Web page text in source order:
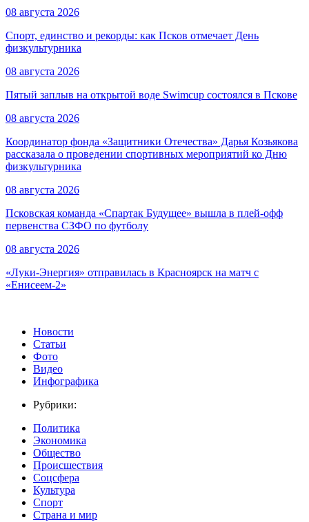
08 августа 2026
Спорт, единство и рекорды: как Псков отмечает День
физкультурника
08 августа 2026
Пятый заплыв на открытой воде Swimcup состоялся в Пскове
08 августа 2026
Координатор фонда «Защитники Отечества» Дарья Козьякова
рассказала о проведении спортивных мероприятий ко Дню
физкультурника
08 августа 2026
Псковская команда «Спартак Будущее» вышла в плей-офф
первенства СЗФО по футболу
08 августа 2026
«Луки-Энергия» отправилась в Красноярск на матч с
«Енисеем-2»
Новости
Статьи
Фото
Видео
Инфографика
Рубрики:
Политика
Экономика
Общество
Происшествия
Соцсфера
Культура
Спорт
Страна и мир